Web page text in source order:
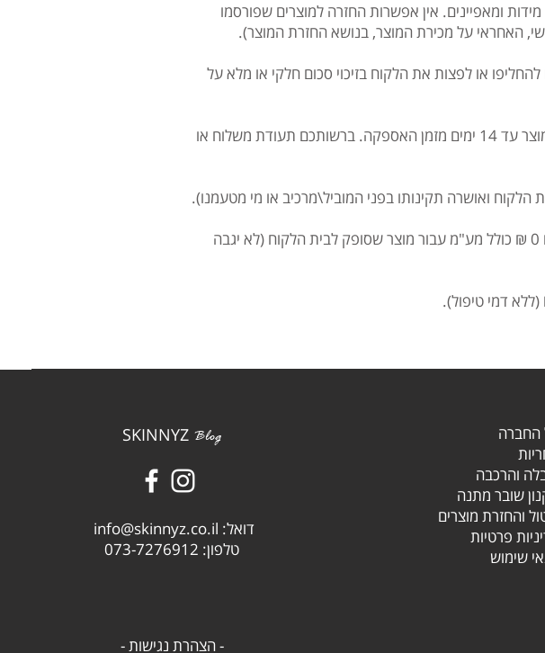
ומאפיינים. אין אפשרות החזרה למוצרים שפורסמו
האחראי על מכירת המוצר, בנושא החזרת המוצר).
או לפצות את הלקוח בזיכוי סכום חלקי או מלא על
3. הרהיט יוחזר באריזתו המקורית כזו שטרם נפתחה וללא סימני חבלה. ניתן להחזיר מוצר עד 14 ימים מזמן האספקה. ברשותכם תעודת משלוח או
5. החזרת מוצר במעמד קבלת הסחורה בלבד ובנוכחות המוביל שלנו. דמי ביטול הינם 0 ₪ כולל מע"מ עבור מוצר שסופק לבית הלקוח (לא יגבה
(ללא דמי טיפול).
SKINNYZ Blog
דואל: info@skinnyz.co.il
טלפון: 073-7276912
- הצהרת נגישות -
החברה
והרכבה
שובר מתנה
והחזרת מוצרים
פרטיות
שימוש